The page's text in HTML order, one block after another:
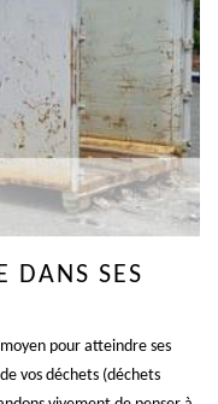
DANS SES
pour atteindre ses
vos déchets (déchets